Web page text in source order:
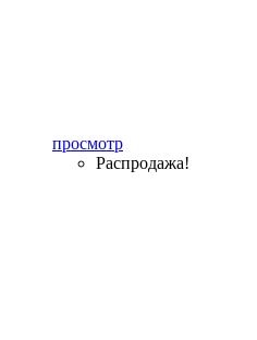
просмотр
Распродажа!